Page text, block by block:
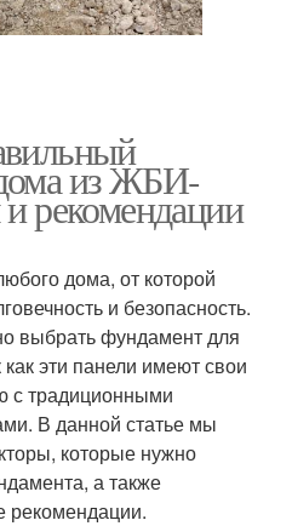
из ЖБИ-
рекомендации
дома, от которой
и безопасность.
выбрать фундамент для
эти панели имеют свои
с традиционными
В данной статье мы
которые нужно
а также
рекомендации.